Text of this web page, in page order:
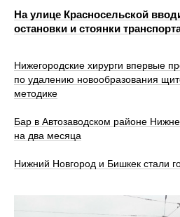
На улице Красносельской
остановки и стоянки
Нижегородские хирурги впервые
по удалению новообразования
методике
Бар в Автозаводском районе
на два месяца
Нижний Новгород и Бишкек стали